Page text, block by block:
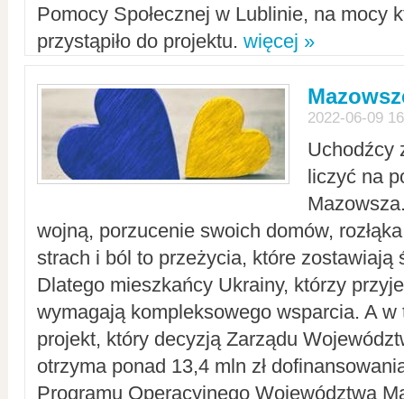
Pomocy Społecznej w Lublinie, na mocy
przystąpiło do projektu. więcej »
2022-06-09
Uchodźcy
liczyć na
wojną, porzucenie swoich domów,
strach i ból to przeżycia, które zostawiają
Dlatego mieszkańcy Ukrainy, którzy
wymagają kompleksowego wsparcia. A w
projekt, który decyzją Zarządu
otrzyma ponad 13,4 mln zł
Programu Operacyjnego Województwa